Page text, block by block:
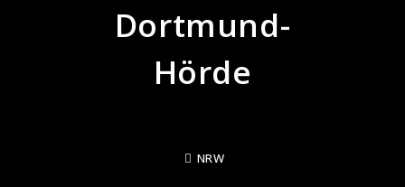
Dortmund-
Hörde
NRW